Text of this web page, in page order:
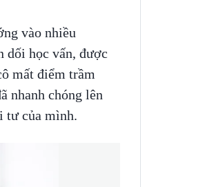
vào nhiều
dối học vấn, được
mất điểm trầm
nhanh chóng lên
tư của mình.